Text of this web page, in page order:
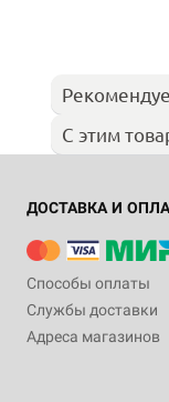
С этим
ДОСТАВКА И
Способы оплаты
Службы доставки
Адреса магазинов